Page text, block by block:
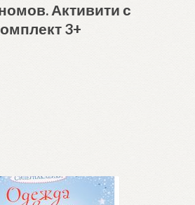
Активити с
3+